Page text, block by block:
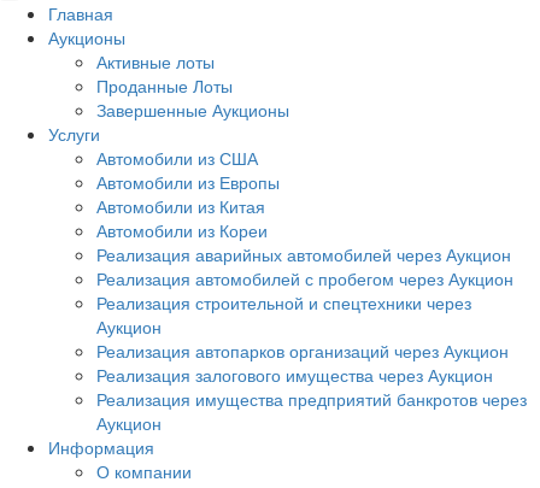
Главная
Аукционы
Активные лоты
Проданные Лоты
Завершенные Аукционы
Услуги
Автомобили из США
Автомобили из Европы
Автомобили из Китая
Автомобили из Кореи
Реализация аварийных автомобилей через Аукцион
Реализация автомобилей с пробегом через Аукцион
Реализация строительной и спецтехники через
Аукцион
Реализация автопарков организаций через Аукцион
Реализация залогового имущества через Аукцион
Реализация имущества предприятий банкротов через
Аукцион
Информация
О компании